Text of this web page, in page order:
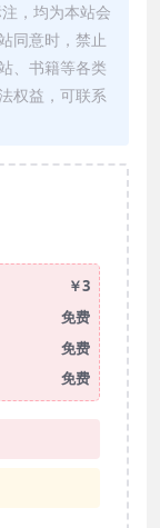
，均为本站会
同意时，禁止
、书籍等各类
权益，可联系
￥3
免费
免费
免费